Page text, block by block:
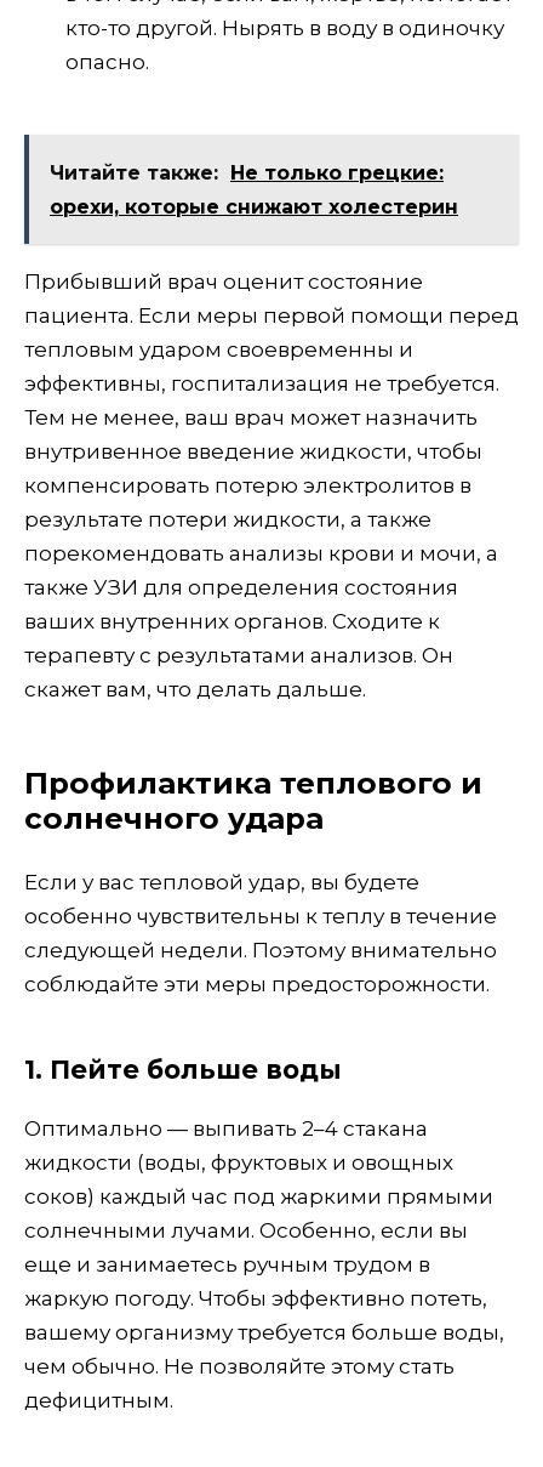
кто-то другой. Нырять в воду в одиночку
опасно.
Читайте также: Не только грецкие:
орехи, которые снижают холестерин
Прибывший врач оценит состояние
пациента. Если меры первой помощи перед
тепловым ударом своевременны и
эффективны, госпитализация не требуется.
Тем не менее, ваш врач может назначить
внутривенное введение жидкости, чтобы
компенсировать потерю электролитов в
результате потери жидкости, а также
порекомендовать анализы крови и мочи, а
также УЗИ для определения состояния
ваших внутренних органов. Сходите к
терапевту с результатами анализов. Он
скажет вам, что делать дальше.
Профилактика теплового и
солнечного удара
Если у вас тепловой удар, вы будете
особенно чувствительны к теплу в течение
следующей недели. Поэтому внимательно
соблюдайте эти меры предосторожности.
1. Пейте больше воды
Оптимально — выпивать 2–4 стакана
жидкости (воды, фруктовых и овощных
соков) каждый час под жаркими прямыми
солнечными лучами. Особенно, если вы
еще и занимаетесь ручным трудом в
жаркую погоду. Чтобы эффективно потеть,
вашему организму требуется больше воды,
чем обычно. Не позволяйте этому стать
дефицитным.